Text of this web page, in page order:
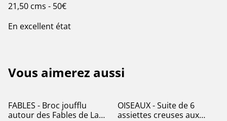
21,50 cms - 50€
En excellent état
Vous aimerez aussi
FABLES - Broc joufflu
autour des Fables de La
OISEAUX - Suite de 6
assiettes creuses aux